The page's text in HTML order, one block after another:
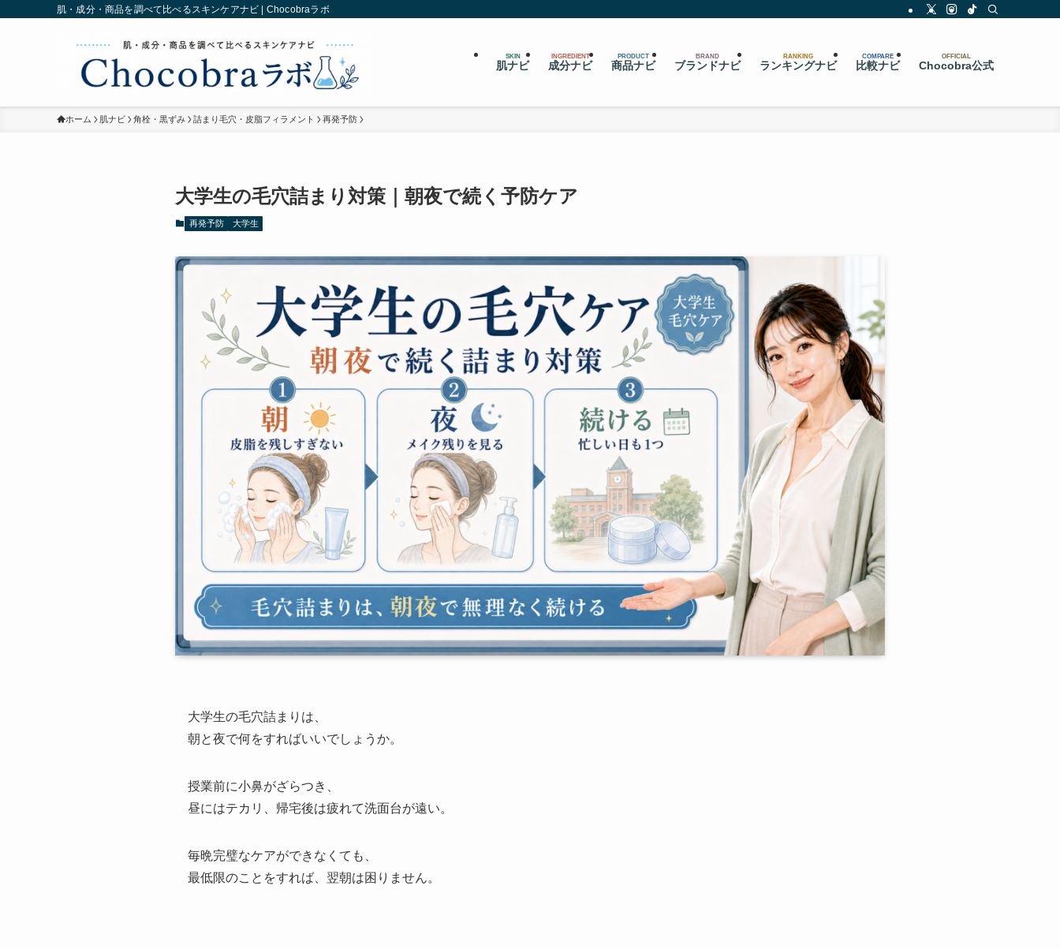
肌・成分・商品を調べて比べるスキンケアナビ | Chocobraラボ
SKIN
肌ナビ
INGREDIENT
成分ナビ
PRODUCT
商品ナビ
BRAND
ブランドナビ
RANKING
ランキングナビ
COMPARE
比較ナビ
OFFICIAL
Chocobra公式
ホーム 肌ナビ 角栓・黒ずみ 詰まり毛穴・皮脂フィラメント 再発予防
大学生の毛穴詰まり対策｜朝夜で続く予防ケア
再発予防 大学生
大学生の毛穴詰まりは、
朝と夜で何をすればいいでしょうか。
授業前に小鼻がざらつき、
昼にはテカリ、帰宅後は疲れて洗面台が遠い。
毎晩完璧なケアができなくても、
最低限のことをすれば、翌朝は困りません。